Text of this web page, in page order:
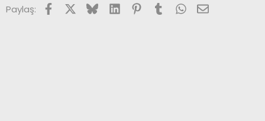
Paylaş: FacebookX (Twitter)
BlueskyLinkedInPinterest
TumblrWhatsApp
E-posta